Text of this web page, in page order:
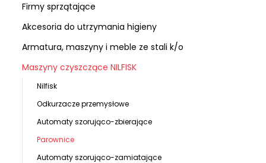
Firmy sprzątające
Akcesoria do utrzymania higieny
Armatura, maszyny i meble ze stali k/o
Maszyny czyszczące NILFISK
Nilfisk
Odkurzacze przemysłowe
Automaty szorująco-zbierające
Parownice
Automaty szorująco-zamiatające